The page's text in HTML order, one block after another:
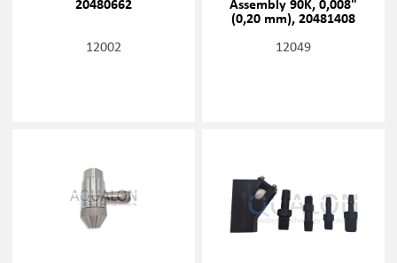
12002
(0,20 mm), 20481408
12049